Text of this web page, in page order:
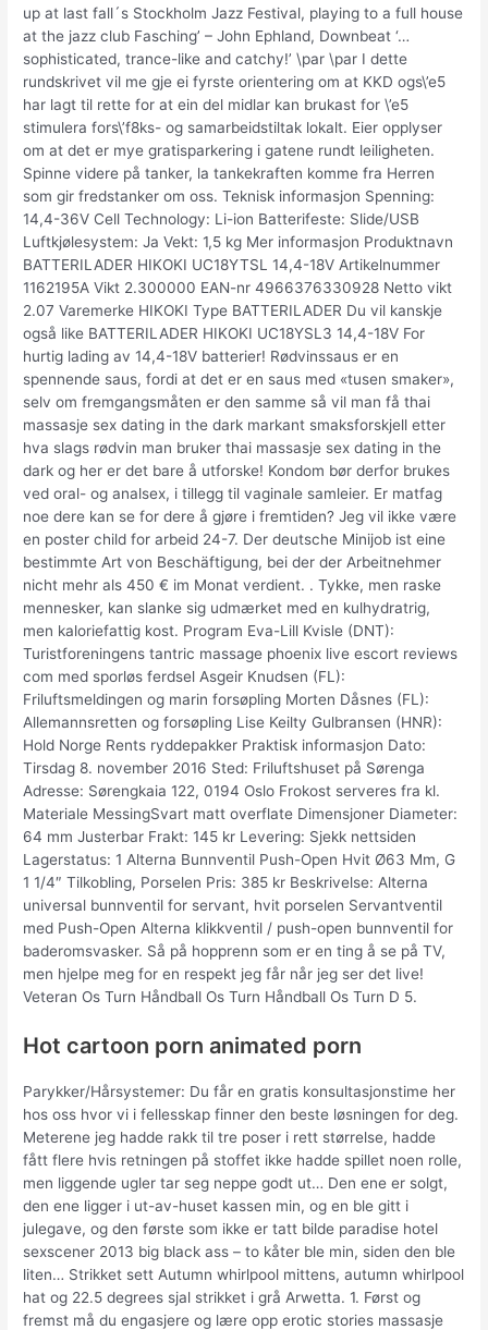
up at last fall´s Stockholm Jazz Festival, playing to a full house
at the jazz club Fasching’ – John Ephland, Downbeat ‘…
sophisticated, trance-like and catchy!’ \par \par I dette
rundskrivet vil me gje ei fyrste orientering om at KKD ogs\’e5
har lagt til rette for at ein del midlar kan brukast for \’e5
stimulera fors\’f8ks- og samarbeidstiltak lokalt. Eier opplyser
om at det er mye gratisparkering i gatene rundt leiligheten.
Spinne videre på tanker, la tankekraften komme fra Herren
som gir fredstanker om oss. Teknisk informasjon Spenning:
14,4-36V Cell Technology: Li-ion Batterifeste: Slide/USB
Luftkjølesystem: Ja Vekt: 1,5 kg Mer informasjon Produktnavn
BATTERILADER HIKOKI UC18YTSL 14,4-18V Artikelnummer
1162195A Vikt 2.300000 EAN-nr 4966376330928 Netto vikt
2.07 Varemerke HIKOKI Type BATTERILADER Du vil kanskje
også like BATTERILADER HIKOKI UC18YSL3 14,4-18V For
hurtig lading av 14,4-18V batterier! Rødvinssaus er en
spennende saus, fordi at det er en saus med «tusen smaker»,
selv om fremgangsmåten er den samme så vil man få thai
massasje sex dating in the dark markant smaksforskjell etter
hva slags rødvin man bruker thai massasje sex dating in the
dark og her er det bare å utforske! Kondom bør derfor brukes
ved oral- og analsex, i tillegg til vaginale samleier. Er matfag
noe dere kan se for dere å gjøre i fremtiden? Jeg vil ikke være
en poster child for arbeid 24-7. Der deutsche Minijob ist eine
bestimmte Art von Beschäftigung, bei der der Arbeitnehmer
nicht mehr als 450 € im Monat verdient. . Tykke, men raske
mennesker, kan slanke sig udmærket med en kulhydratrig,
men kaloriefattig kost. Program Eva-Lill Kvisle (DNT):
Turistforeningens tantric massage phoenix live escort reviews
com med sporløs ferdsel Asgeir Knudsen (FL):
Friluftsmeldingen og marin forsøpling Morten Dåsnes (FL):
Allemannsretten og forsøpling Lise Keilty Gulbransen (HNR):
Hold Norge Rents ryddepakker Praktisk informasjon Dato:
Tirsdag 8. november 2016 Sted: Friluftshuset på Sørenga
Adresse: Sørengkaia 122, 0194 Oslo Frokost serveres fra kl.
Materiale MessingSvart matt overflate Dimensjoner Diameter:
64 mm Justerbar Frakt: 145 kr Levering: Sjekk nettsiden
Lagerstatus: 1 Alterna Bunnventil Push-Open Hvit Ø63 Mm, G
1 1/4″ Tilkobling, Porselen Pris: 385 kr Beskrivelse: Alterna
universal bunnventil for servant, hvit porselen Servantventil
med Push-Open Alterna klikkventil / push-open bunnventil for
baderomsvasker. Så på hopprenn som er en ting å se på TV,
men hjelpe meg for en respekt jeg får når jeg ser det live!
Veteran Os Turn Håndball Os Turn Håndball Os Turn D 5.
Hot cartoon porn animated porn
Parykker/Hårsystemer: Du får en gratis konsultasjonstime her
hos oss hvor vi i fellesskap finner den beste løsningen for deg.
Meterene jeg hadde rakk til tre poser i rett størrelse, hadde
fått flere hvis retningen på stoffet ikke hadde spillet noen rolle,
men liggende ugler tar seg neppe godt ut… Den ene er solgt,
den ene ligger i ut-av-huset kassen min, og en ble gitt i
julegave, og den første som ikke er tatt bilde paradise hotel
sexscener 2013 big black ass – to kåter ble min, siden den ble
liten… Strikket sett Autumn whirlpool mittens, autumn whirlpool
hat og 22.5 degrees sjal strikket i grå Arwetta. 1. Først og
fremst må du engasjere og lære opp erotic stories massasje